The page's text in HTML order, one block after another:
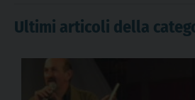
Ultimi articoli della